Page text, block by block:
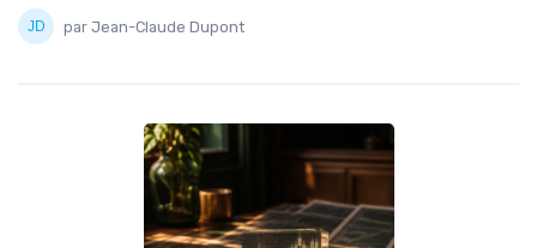
par Jean-Claude Dupont